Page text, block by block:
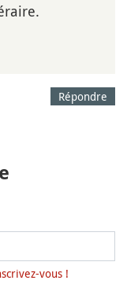
Répondre
vous !